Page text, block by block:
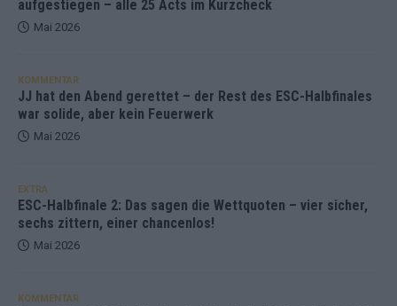
aufgestiegen – alle 25 Acts im Kurzcheck
Mai 2026
KOMMENTAR
JJ hat den Abend gerettet – der Rest des ESC-Halbfinales
war solide, aber kein Feuerwerk
Mai 2026
EXTRA
ESC-Halbfinale 2: Das sagen die Wettquoten – vier sicher,
sechs zittern, einer chancenlos!
Mai 2026
KOMMENTAR